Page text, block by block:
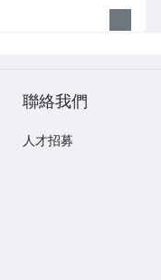
聯絡我們
人才招募